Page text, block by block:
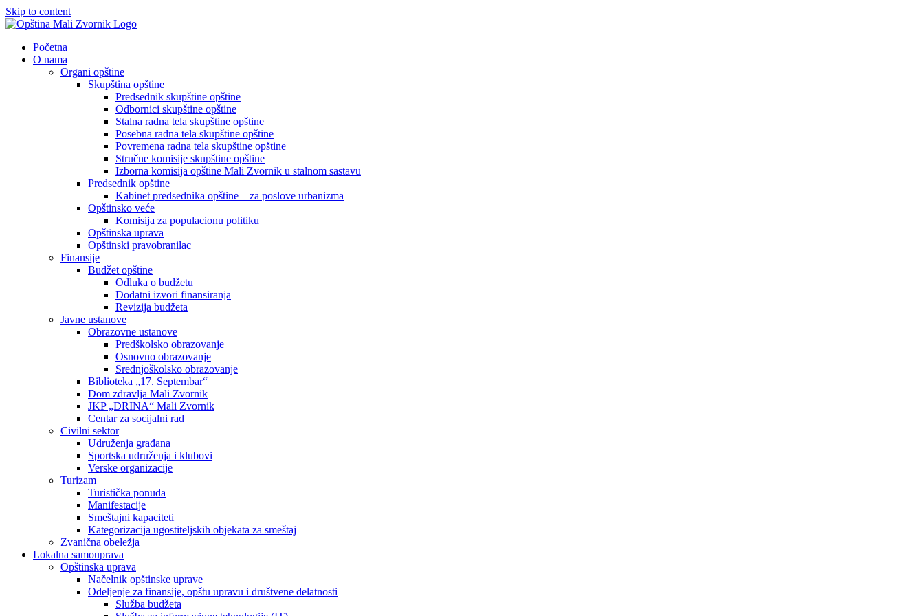
Skip to content
Početna
O nama
Organi opštine
Skupština opštine
Predsednik skupštine opštine
Odbornici skupštine opštine
Stalna radna tela skupštine opštine
Posebna radna tela skupštine opštine
Povremena radna tela skupštine opštine
Stručne komisije skupštine opštine
Izborna komisija opštine Mali Zvornik u stalnom sastavu
Predsednik opštine
Kabinet predsednika opštine – za poslove urbanizma
Opštinsko veće
Komisija za populacionu politiku
Opštinska uprava
Opštinski pravobranilac
Finansije
Budžet opštine
Odluka o budžetu
Dodatni izvori finansiranja
Revizija budžeta
Javne ustanove
Obrazovne ustanove
Predškolsko obrazovanje
Osnovno obrazovanje
Srednjoškolsko obrazovanje
Biblioteka „17. Septembar“
Dom zdravlja Mali Zvornik
JKP „DRINA“ Mali Zvornik
Centar za socijalni rad
Civilni sektor
Udruženja građana
Sportska udruženja i klubovi
Verske organizacije
Turizam
Turistička ponuda
Manifestacije
Smeštajni kapaciteti
Kategorizacija ugostiteljskih objekata za smeštaj
Zvanična obeležja
Lokalna samouprava
Opštinska uprava
Načelnik opštinske uprave
Odeljenje za finansije, opštu upravu i društvene delatnosti
Služba budžeta